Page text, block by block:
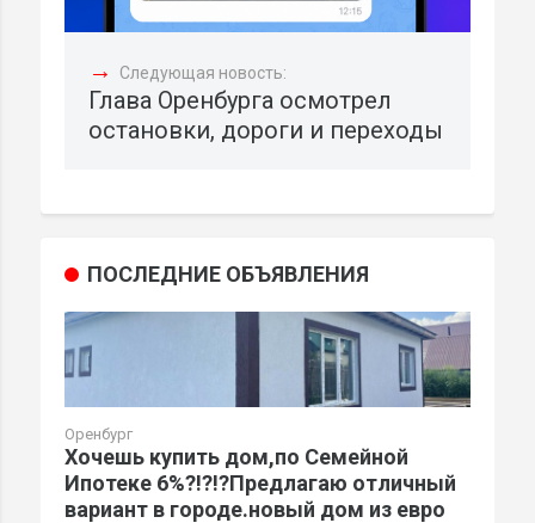
→ Следующая новость:
Глава Оренбурга осмотрел
остановки, дороги и переходы
ПОСЛЕДНИЕ ОБЪЯВЛЕНИЯ
Оренбург
Хочешь купить дом,по Семейной
Ипотеке 6%?!?!?Предлагаю отличный
вариант в городе.новый дом из евро